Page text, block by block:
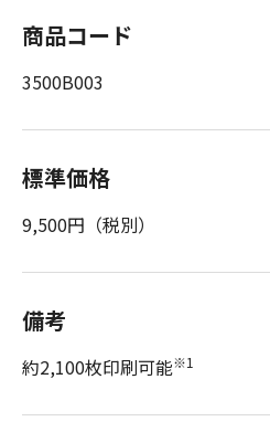
商品コード
3500B003
標準価格
9,500円（税別）
備考
約2,100枚印刷可能※1